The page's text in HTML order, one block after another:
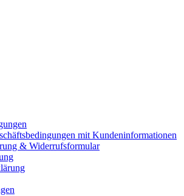
mit Kundeninformationen
& Widerrufsformular